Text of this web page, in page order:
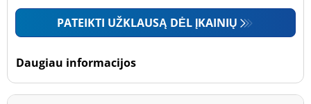
PATEIKTI UŽKLAUSĄ DĖL ĮKAINIŲ
Daugiau informacijos